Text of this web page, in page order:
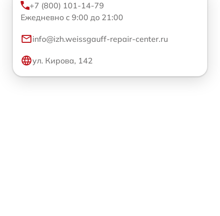
+7 (800) 101-14-79
Ежедневно с 9:00 до 21:00
info@izh.weissgauff-repair-center.ru
ул. Кирова, 142